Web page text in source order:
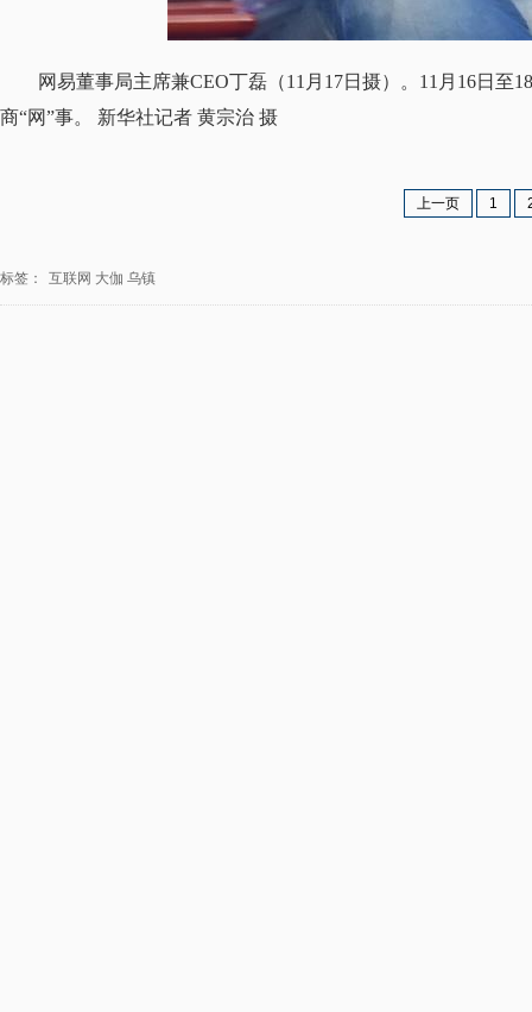
网易董事局主席兼CEO丁磊（11月17日摄）。11月16日
商“网”事。 新华社记者 黄宗治 摄
上一页 1
标签： 互联网 大伽 乌镇